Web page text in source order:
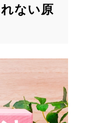
ない原